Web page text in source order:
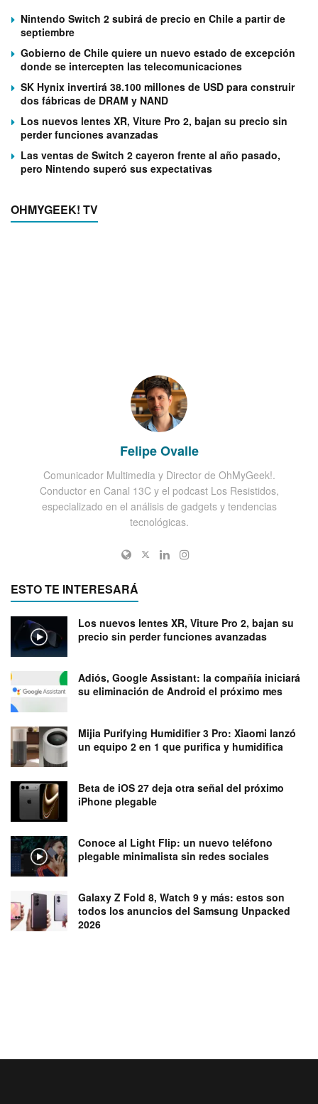
Nintendo Switch 2 subirá de precio en Chile a partir de
septiembre
Gobierno de Chile quiere un nuevo estado de excepción
donde se intercepten las telecomunicaciones
SK Hynix invertirá 38.100 millones de USD para construir
dos fábricas de DRAM y NAND
Los nuevos lentes XR, Viture Pro 2, bajan su precio sin
perder funciones avanzadas
Las ventas de Switch 2 cayeron frente al año pasado,
pero Nintendo superó sus expectativas
OHMYGEEK! TV
Felipe Ovalle
Comunicador Multimedia y Director de OhMyGeek!.
Conductor en Canal 13C y el podcast Los Resistidos,
especializado en el análisis de gadgets y tendencias
tecnológicas.
ESTO TE INTERESARÁ
Los nuevos lentes XR, Viture Pro 2, bajan su
precio sin perder funciones avanzadas
Adiós, Google Assistant: la compañía iniciará
su eliminación de Android el próximo mes
Mijia Purifying Humidifier 3 Pro: Xiaomi lanzó
un equipo 2 en 1 que purifica y humidifica
Beta de iOS 27 deja otra señal del próximo
iPhone plegable
Conoce al Light Flip: un nuevo teléfono
plegable minimalista sin redes sociales
Galaxy Z Fold 8, Watch 9 y más: estos son
todos los anuncios del Samsung Unpacked
2026